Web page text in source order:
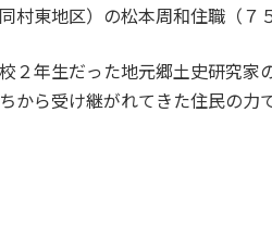
村東地区）の松本周和住職（７
２年生だった地元郷土史研究家
から受け継がれてきた住民の